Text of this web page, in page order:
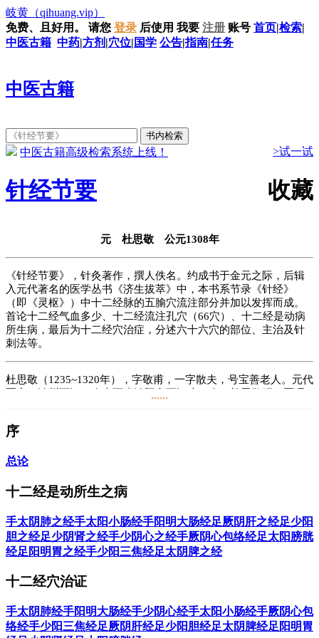
岐黄 （qihuang.vip）
免费、且好用。
请您 登录 后使用 我要 注册 账号 首页|检索|
中医古籍 中药|方剂 |穴位| 国学 公告|指南|任务
中医古籍
中医古籍高级检索系统上线！ >试一试
针经节要 收藏
元 杜思敬 公元1308年
《针经节要》，针灸著作，撰人佚名。约成书于金元之际，后辑
入元代著名的医学丛书《济生拔萃》中，本书系节录《针经》
（即《灵枢》）中十二经脉的五腧穴流注部分并加以发挥而成。
首论十二经气血多少、十二经流注孔穴（66穴）、十二经是动病
所生病，最后为十二经穴治症，分述六十六穴的部位、主治及针
刺法等。
杜思敬（1235~1320年），字敬甫，一字散夫，号宝善老人。元代
萃》，刊于1308年。杜思敬还爱好诗文，有《桦阳十景咏》。
......
序
总论
十二经是动所生之病
手太阴肺之经手太阳小肠经手阳明大肠经足厥阴肝之经足少阳
胆之经足少阴肾之经手少阴心之经手厥阴心包络经足太阳膀胱
经足阳明胃之经手少阳三焦经足太阴脾之经
十二经穴治证
手太阴肺经手阳明大肠经手少阴心经手太阳小肠经手厥阴心包
络经手少阳三焦经足厥阴肝经足少阳胆经足太阴脾经足阳明胃